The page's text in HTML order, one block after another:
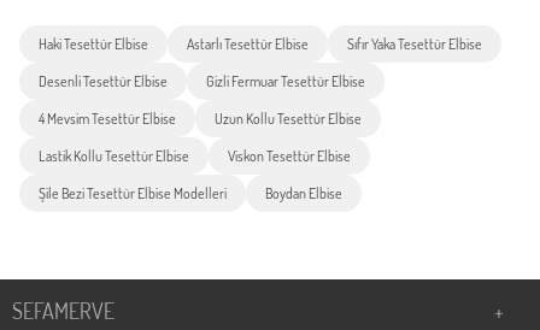
Haki Tesettür Elbise Astarlı Tesettür Elbise Sıfır Yaka Tesettür Elbise
Desenli Tesettür Elbise Gizli Fermuar Tesettür Elbise
4 Mevsim Tesettür Elbise Uzun Kollu Tesettür Elbise
Lastik Kollu Tesettür Elbise Viskon Tesettür Elbise
Şile Bezi Tesettür Elbise Modelleri Boydan Elbise
SEFAMERVE +